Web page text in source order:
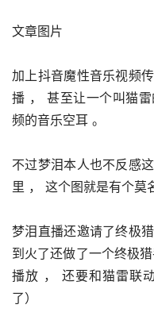
文章图片
加上抖音魔性音乐视频
播 ， 甚至让一个叫猫
频的音乐空耳 。
不过梦泪本人也不反感
里 ， 这个图就是有个莫
梦泪直播还邀请了终极
到火了还做了一个终极
播放 ， 还要和猫雷联
了）